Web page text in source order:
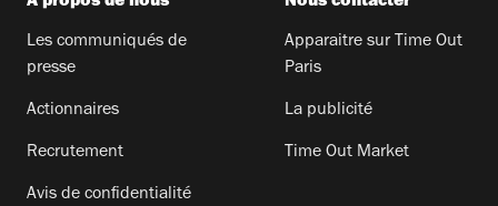
Les communiqués de
presse
Actionnaires
Recrutement
Avis de confidentialité
Apparaitre sur Time Out
Paris
La publicité
Time Out Market